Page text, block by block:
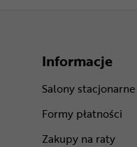
Informacje
Salony stacjonarne
Formy płatności
Zakupy na raty